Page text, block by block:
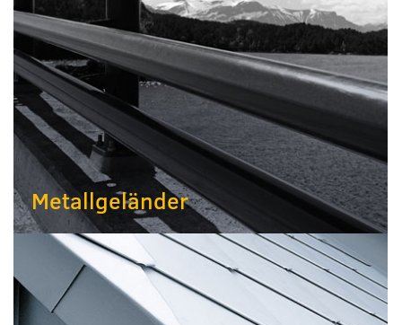
Metallgeländer